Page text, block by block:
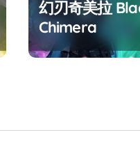
幻刃奇美拉
Chimera